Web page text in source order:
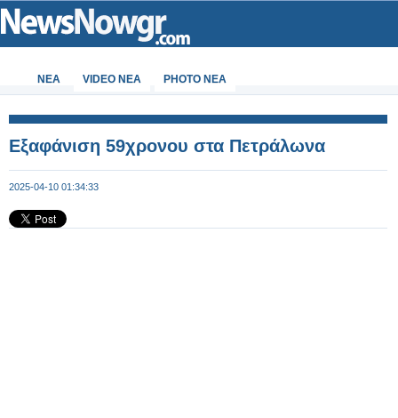
ΝΕΑ VIDEO NEA PHOTO NEA
Εξαφάνιση 59χρονου στα Πετράλωνα
2025-04-10 01:34:33